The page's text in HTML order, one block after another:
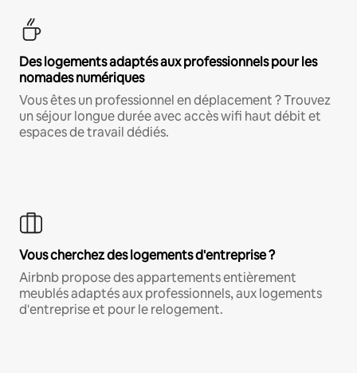
Des logements adaptés aux professionnels pour les
nomades numériques
Vous êtes un professionnel en déplacement ? Trouvez
un séjour longue durée avec accès wifi haut débit et
espaces de travail dédiés.
Vous cherchez des logements d'entreprise ?
Airbnb propose des appartements entièrement
meublés adaptés aux professionnels, aux logements
d'entreprise et pour le relogement.